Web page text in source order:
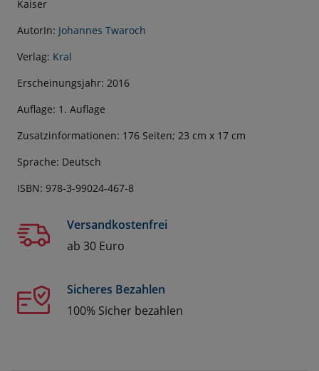
Kaiser
AutorIn: Johannes Twaroch
Verlag: Kral
Erscheinungsjahr: 2016
Auflage: 1. Auflage
Zusatzinformationen: 176 Seiten; 23 cm x 17 cm
Sprache: Deutsch
ISBN: 978-3-99024-467-8
Versandkostenfrei
ab 30 Euro
Sicheres Bezahlen
100% Sicher bezahlen